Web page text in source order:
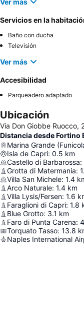
Ver más
Servicios en la
Baño con ducha
Televisión
Ver más
Accesibilidad
Parqueadero adaptado
Ubicación
Via Don Giobbe
Distancia desde Fortino
Marina Grande
Isla de Capri: 0.5 km
Castello di Barbarossa:
Grotta di Matermania:
Villa San Michele: 1.4
Arco Naturale: 1.4 km
Villa Lysis/Fersen: 1.6
Faraglioni di Capri: 1.8
Blue Grotto: 3.1 km
Faro di Punta Carena:
Torquato Tasso: 13.8
Naples International